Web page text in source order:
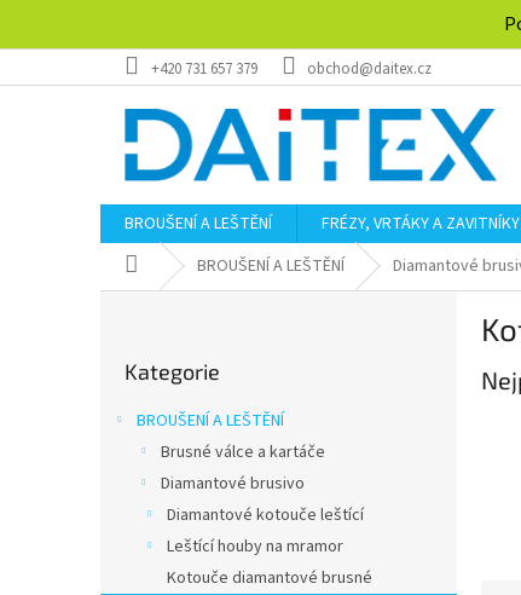
obsah
+420 731 657 379 obchod@daitex.cz
BROUŠENÍ A LEŠTĚNÍ FRÉZY, VRTÁKY A ZAVITNÍKY
Domů BROUŠENÍ A LEŠTĚNÍ Diamantové
kategorie
Kategorie
BROUŠENÍ A LEŠTĚNÍ
Brusné válce a kartáče
Diamantové brusivo
Diamantové kotouče leštící
Leštící houby na mramor
Kotouče diamantové brusné